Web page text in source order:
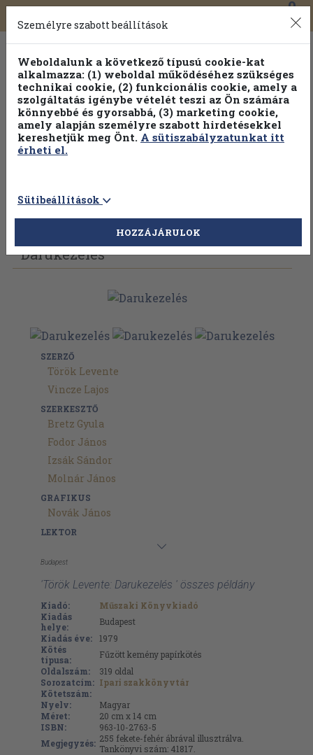
Toggle
navigation
0
Válogasson több mint 30 000 kötet közül
Hobbi témakörökben20% kedvezménnyel!
Vissza az előző oldalra Válasszon példányt
Darukezelés
SZERZŐ
Török Levente
Vincze Lajos
SZERKESZTŐ
Bretz Gyula
Fodor János
Izsák Sándor
Molnár János
GRAFIKUS
Novák János
LEKTOR
Budapest
'Török Levente: Darukezelés ' összes példány
Kiadó:
Műszaki Könyvkiadó
Kiadás
helye:
Budapest
Kiadás éve:
1979
Kötés
típusa:
Fűzött kemény papírkötés
Oldalszám:
319 oldal
Sorozatcím: Ipari szakkönyvtár
Kötetszám:
Nyelv:
Magyar
Méret:
20 cm x 14 cm
ISBN:
963-10-2763-5
Megjegyzés: 255 fekete-fehér ábrával illusztrálva.
Tankönyvi szám: 41817.
Személyre szabott beállítások
Weboldalunk a következő típusú cookie-kat
alkalmazza: (1) weboldal működéséhez szükséges
technikai cookie, (2) funkcionális cookie, amely a
szolgáltatás igénybe vételét teszi az Ön számára
könnyebbé és gyorsabbá, (3) marketing cookie,
amely alapján személyre szabott hirdetésekkel
kereshetjük meg Önt. A sütiszabályzatunkat itt
érheti el.
Sütibeállítások
HOZZÁJÁRULOK